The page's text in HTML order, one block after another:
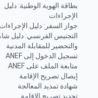
بطاقة الهوية الوطنية: دليل
الإجراءات
جواز السفر: دليل
التجنيس الفرنسي: دليل
والتحضير للمقابلة المدنية
تسجيل الدخول إلى ANEF
متابعة الملف على ANEF
إيصال تصريح الإقامة
شهادة تمديد المعالجة
تجديد تصريح الإقامة